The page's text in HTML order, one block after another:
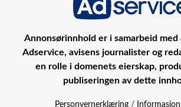
Annonsørinnhold er i samarbeid
Adservice, avisens journalister og
en rolle i domenets eierskap,
publiseringen av dette
Personvernerklæring /